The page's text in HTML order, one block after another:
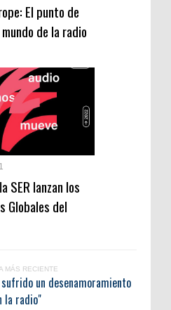
El punto de
de la radio
SER lanzan los
Globales del
MÁS RECIENTE
un desenamoramiento
la radio"